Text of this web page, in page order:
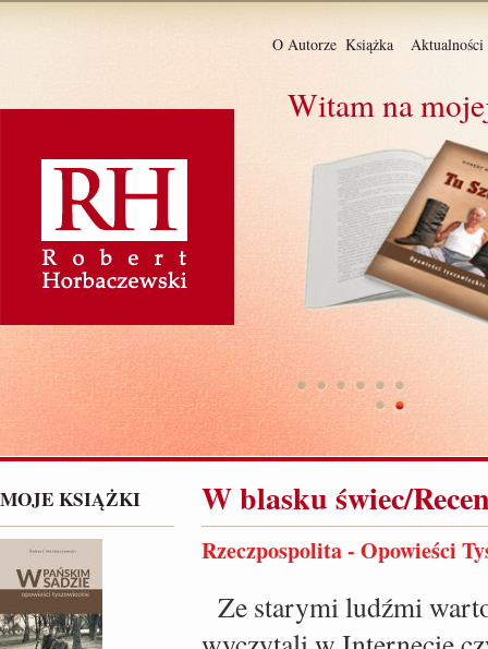
O Autorze Książka Aktualności
Witam na
MOJE KSIĄŻKI W blasku świec/
Rzeczpospolita - Opowieści
Ze starymi ludźmi